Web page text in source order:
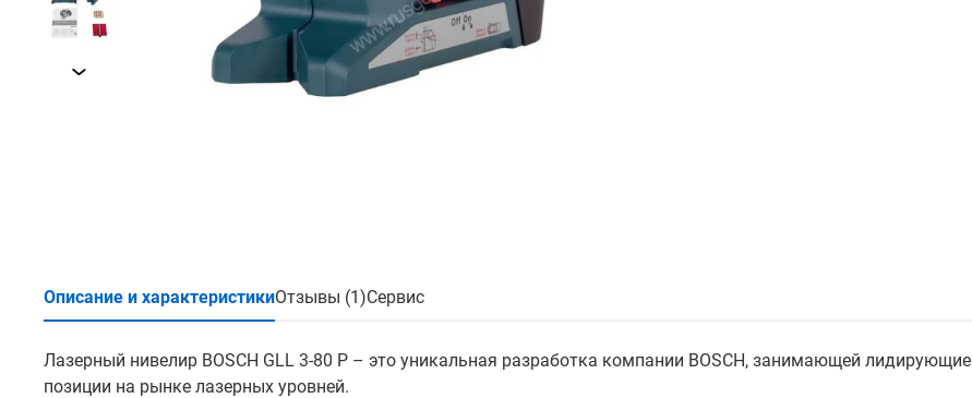
Описание и характеристикиОтзывы (1)Сервис
Лазерный нивелир BOSCH GLL 3-80 P – это уникальная разработка компании BOSCH, занимающей лидирующие
позиции на рынке лазерных уровней.